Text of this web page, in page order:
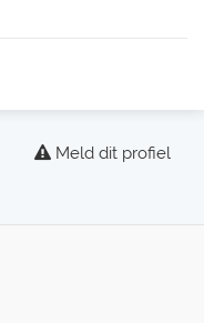
Meld dit profiel